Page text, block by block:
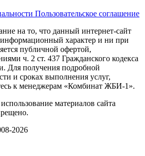
Пользовательское соглашение
на то, что данный интернет-сайт
характер и ни при
публичной офертой,
ч. 2 ст. 437 Гражданского кодекса
Для получения подробной
и сроках выполнения услуг,
к менеджерам «Комбинат ЖБИ-1».
материалов сайта
2026